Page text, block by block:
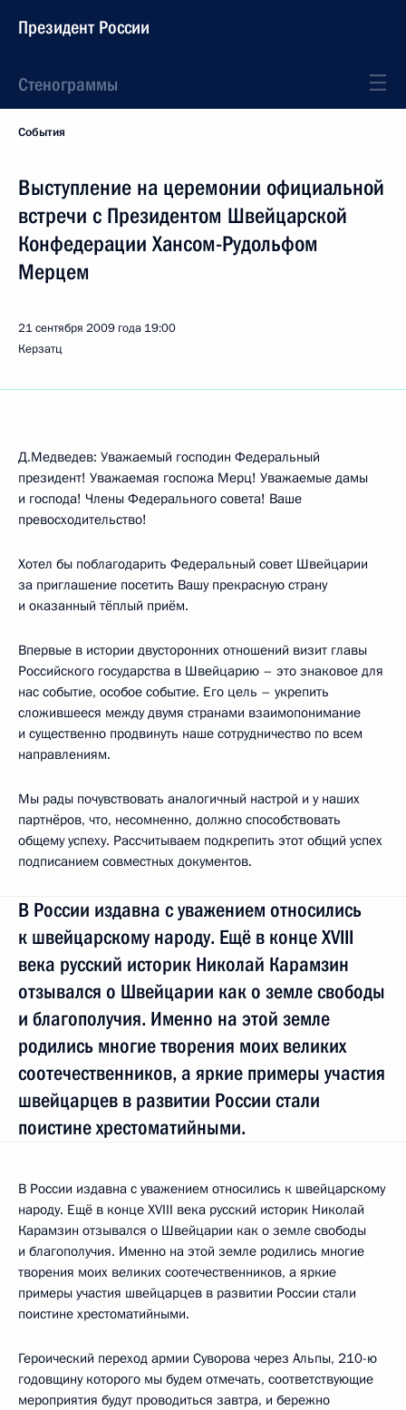
Президент России
Стенограммы
События
Выступление на церемонии официальной
встречи с Президентом Швейцарской
Конфедерации Хансом-Рудольфом
Мерцем
21 сентября 2009 года 19:00
Керзатц
Д.Медведев: Уважаемый господин Федеральный
президент! Уважаемая госпожа Мерц! Уважаемые дамы
и господа! Члены Федерального совета! Ваше
превосходительство!
Хотел бы поблагодарить Федеральный совет Швейцарии
за приглашение посетить Вашу прекрасную страну
и оказанный тёплый приём.
Впервые в истории двусторонних отношений визит главы
Российского государства в Швейцарию – это знаковое для
нас событие, особое событие. Его цель – укрепить
сложившееся между двумя странами взаимопонимание
и существенно продвинуть наше сотрудничество по всем
направлениям.
Мы рады почувствовать аналогичный настрой и у наших
партнёров, что, несомненно, должно способствовать
общему успеху. Рассчитываем подкрепить этот общий успех
подписанием совместных документов.
В России издавна с уважением относились
к швейцарскому народу. Ещё в конце XVIII
века русский историк Николай Карамзин
отзывался о Швейцарии как о земле свободы
и благополучия. Именно на этой земле
родились многие творения моих великих
соотечественников, а яркие примеры участия
швейцарцев в развитии России стали
поистине хрестоматийными.
В России издавна с уважением относились к швейцарскому
народу. Ещё в конце XVIII века русский историк Николай
Карамзин отзывался о Швейцарии как о земле свободы
и благополучия. Именно на этой земле родились многие
творения моих великих соотечественников, а яркие
примеры участия швейцарцев в развитии России стали
поистине хрестоматийными.
Героический переход армии Суворова через Альпы, 210-ю
годовщину которого мы будем отмечать, соответствующие
мероприятия будут проводиться завтра, и бережно